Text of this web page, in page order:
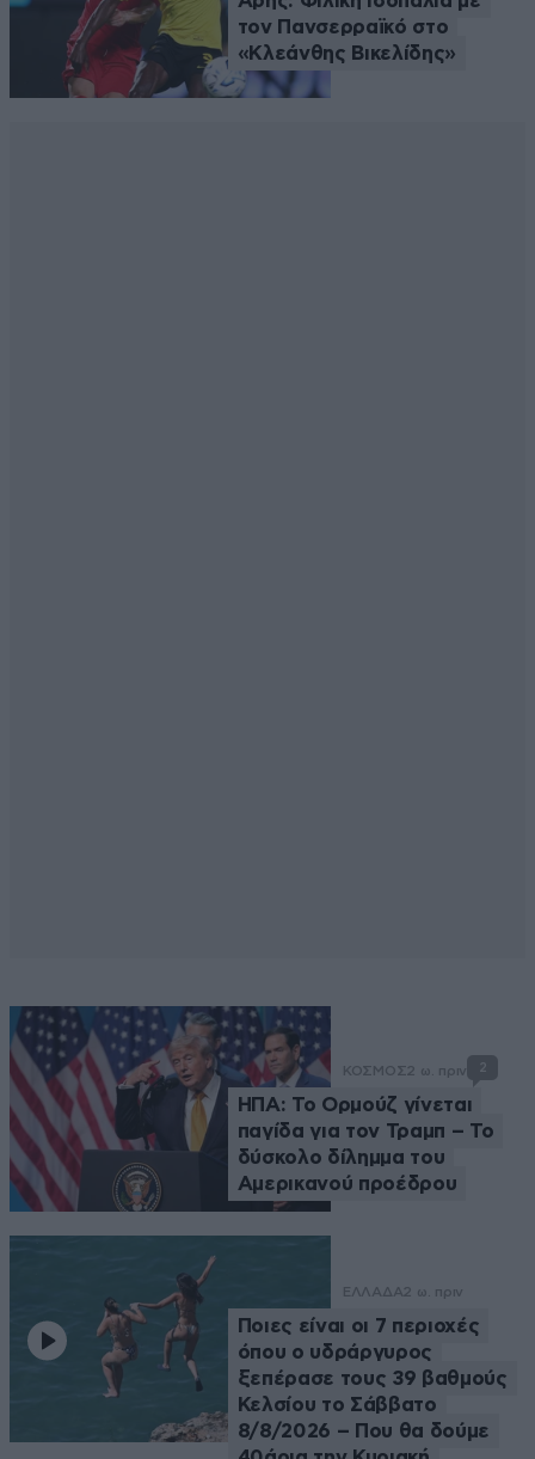
τον Πανσερραϊκό στο
«Κλεάνθης Βικελίδης»
ΚΟΣΜΟΣ2 ω. πριν 2
ΗΠΑ: Το Ορμούζ γίνεται
παγίδα για τον Τραμπ – Το
δύσκολο δίλημμα του
Αμερικανού προέδρου
ΕΛΛΑΔΑ2 ω. πριν
Ποιες είναι οι 7 περιοχές
όπου ο υδράργυρος
ξεπέρασε τους 39 βαθμούς
Κελσίου το Σάββατο
8/8/2026 – Που θα δούμε